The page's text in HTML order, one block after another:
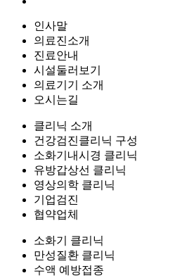
인사말
의료진소개
진료안내
시설둘러보기
의료기기 소개
오시는길
클리닉 소개
건강검진클리닉 구성
소화기내시경 클리닉
유방갑상선 클리닉
영상의학 클리닉
기업검진
협약업체
소화기 클리닉
만성질환 클리닉
수액 예방접종